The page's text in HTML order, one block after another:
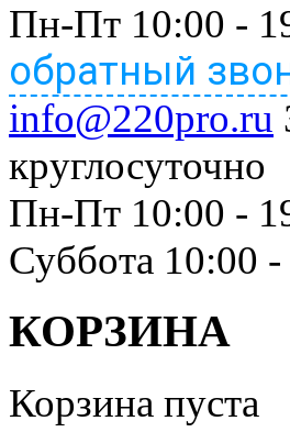
Пн-Пт 10:00 -
обратный
info@220pro.ru
круглосуточно
Пн-Пт 10:00 -
Суббота 10:00
КОРЗИНА
Корзина пуста